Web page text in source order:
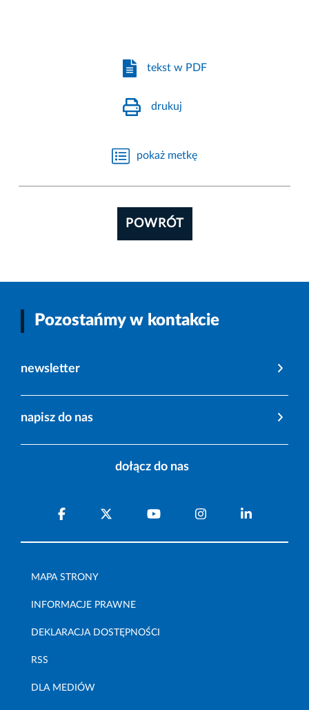
tekst w PDF
drukuj
pokaż metkę
POWRÓT
Pozostańmy w kontakcie
newsletter
napisz do nas
dołącz do nas
MAPA STRONY
INFORMACJE PRAWNE
DEKLARACJA DOSTĘPNOŚCI
RSS
DLA MEDIÓW